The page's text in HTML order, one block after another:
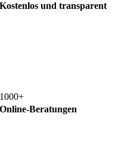
Kostenlos und transparent
1000+
Online-Beratungen